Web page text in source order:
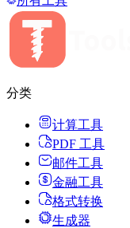
分类
计算工具
PDF 工具
邮件工具
金融工具
格式转换
生成器